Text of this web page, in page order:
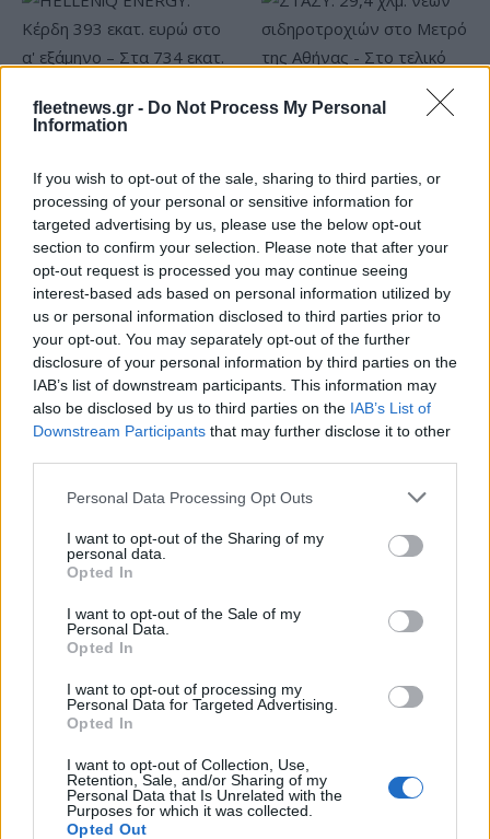
fleetnews.gr - Do Not Process My Personal
Information
If you wish to opt-out of the sale, sharing to third parties, or
processing of your personal or sensitive information for
targeted advertising by us, please use the below opt-out
section to confirm your selection. Please note that after your
opt-out request is processed you may continue seeing
interest-based ads based on personal information utilized by
us or personal information disclosed to third parties prior to
your opt-out. You may separately opt-out of the further
disclosure of your personal information by third parties on the
IAB’s list of downstream participants. This information may
also be disclosed by us to third parties on the IAB’s List of
Downstream Participants that may further disclose it to other
Please note that this website/app uses one or more Google
not limited to your visit or usage behaviour. You may click to
grant or deny consent to Google and its third-party tags to
use your data for below specified purposes in below Google
consent section.
Personal Data Processing Opt Outs
I want to opt-out of the Sharing of my
personal data.
Opted In
I want to opt-out of the Sale of my
Personal Data.
Opted In
I want to opt-out of processing my
Personal Data for Targeted Advertising.
Opted In
I want to opt-out of Collection, Use,
Retention, Sale, and/or Sharing of my
Personal Data that Is Unrelated with the
Purposes for which it was collected.
Opted Out
HELLENiQ ENERGY: Κέρδη
εξάμηνο – Στα 734 εκατ.
ευρώ τα EBITDA
σιδηροτροχιών στο Μετρό
της Αθήνας - Στο τελικό
στάδιο το μεγαλύτερο έργο
αναβάθμισης
Η Chery επενδύει 75 εκατ. δολάρια στην KG Mobility
Το FIAT 500 Hybrid τώρα
της συνεργασίας τους μέχρι
18η συνεχόμενη χρονιά για τον ΟΤΕ στη διεθνή σειρά
δεικτών FTSE4Good